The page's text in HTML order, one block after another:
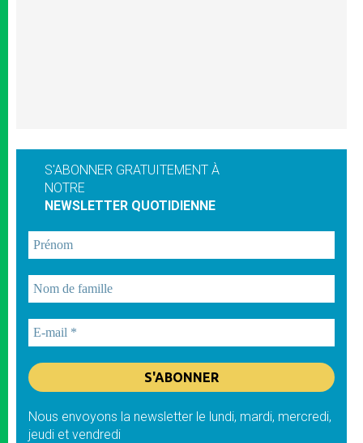
S'ABONNER GRATUITEMENT À
NOTRE
NEWSLETTER QUOTIDIENNE
Nous envoyons la newsletter le lundi, mardi, mercredi,
jeudi et vendredi